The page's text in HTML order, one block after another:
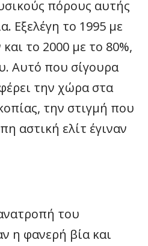
πόρους αυτής
Εξελέγη το 1995 με
το 2000 με το 80%,
Αυτό που σίγουρα
την χώρα στα
την στιγμή που
αστική ελίτ έγιναν
του
η φανερή βία και